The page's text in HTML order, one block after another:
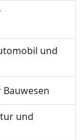
und
und